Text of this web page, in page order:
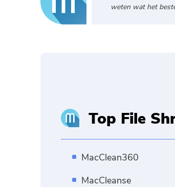
weten wat het
Top File
MacClean360
MacCleanse